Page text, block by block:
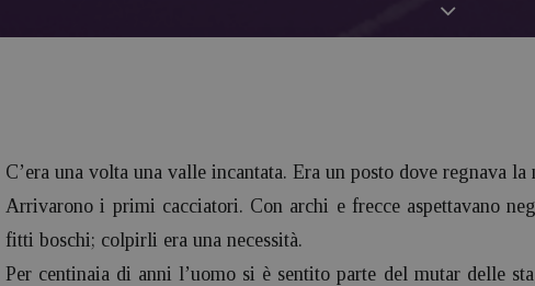
C’era una volta una valle incantata. Era un posto dove regnava
Arrivarono i primi cacciatori. Con archi e frecce aspettavano
fitti boschi; colpirli era una necessità.
Per centinaia di anni l’uomo si è sentito parte del mutar delle